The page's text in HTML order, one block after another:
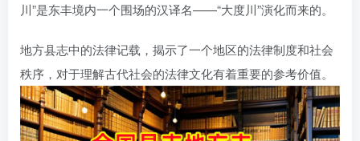
川”是东丰境内一个围场的汉译名——“大度川”演化而来的。
地方县志中的法律记载，揭示了一个地区的法律制度和社会
秩序，对于理解古代社会的法律文化有着重要的参考价值。